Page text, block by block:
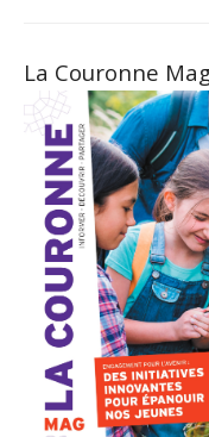
La Couronne